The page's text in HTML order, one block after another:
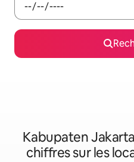
Kabupaten
chiffres sur les